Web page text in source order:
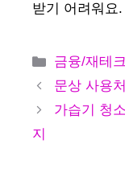
받기 어려워요.
카
테
리
금융/재테크
문상 사용
가습기 청
지